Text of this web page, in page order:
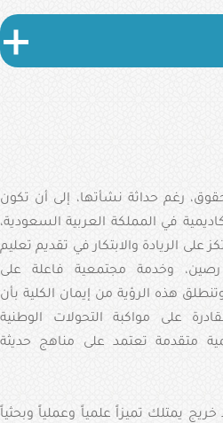
رغم حداثة نشأتها، إلى أن تكون
في المملكة العربية السعودية،
الريادة والابتكار في تقديم تعليم
وخدمة مجتمعية فاعلة على
هذه الرؤية من إيمان الكلية بأن
على مواكبة التحولات الوطنية
متقدمة تعتمد على مناهج حديثة
يمتلك تميزاً علمياً وعملياً وبحثياً